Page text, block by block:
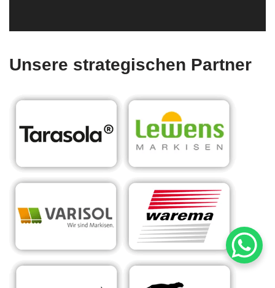
Unsere strategischen Partner